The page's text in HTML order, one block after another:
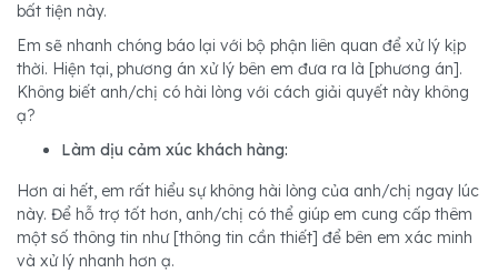
bất tiện này.
Em sẽ nhanh chóng báo lại với bộ phận liên quan để xử lý kịp
thời. Hiện tại, phương án xử lý bên em đưa ra là [phương án].
Không biết anh/chị có hài lòng với cách giải quyết này không
ạ?
Làm dịu cảm xúc khách hàng:
Hơn ai hết, em rất hiểu sự không hài lòng của anh/chị ngay lúc
này. Để hỗ trợ tốt hơn, anh/chị có thể giúp em cung cấp thêm
một số thông tin như [thông tin cần thiết] để bên em xác minh
và xử lý nhanh hơn ạ.